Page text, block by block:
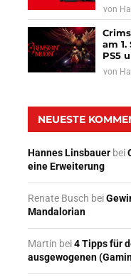
von
am
PS5
von
NEUESTE
Hannes Linsbauer bei
eine Erweiterung
Renate Busch bei
Mandalorian
Martin bei4 Tipps für
ausgewogenen